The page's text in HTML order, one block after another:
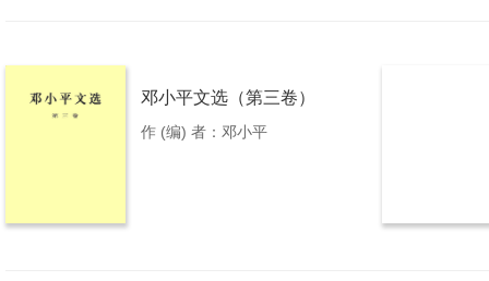
邓小平文选（第三卷）
作 (编) 者：邓小平